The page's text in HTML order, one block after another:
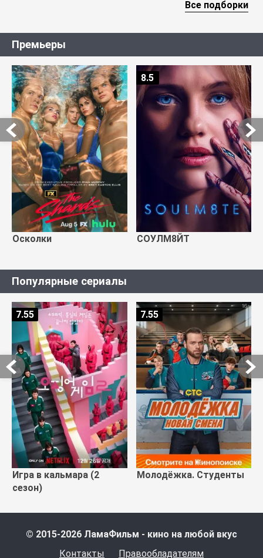
Все подборки
Премьеры
Осколки СОУЛМ8ЙТ
8.5
Популярные сериалы
Игра в кальмара (2
сезон)
7.55
Молодёжка. Студенты
7.55
© 2015-2026 ЛамаФильм - кино на любой вкус
Контакты
Правообладателям